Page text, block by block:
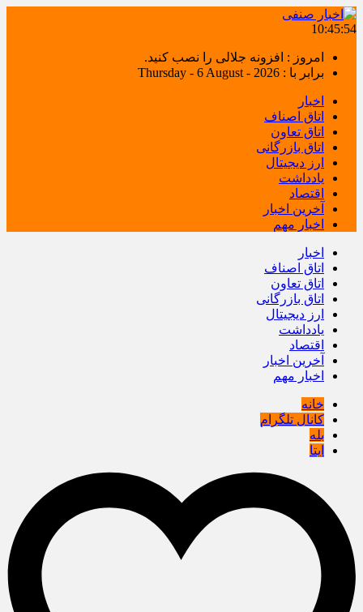
10:45:54
امروز : افزونه جلالی را نصب کنید.
برابر با : Thursday - 6 August - 2026
اخبار
اتاق اصناف
اتاق تعاون
اتاق بازرگانی
ارز دیجیتال
یادداشت
اقتصاد
آخرین اخبار
اخبار مهم
اخبار
اتاق اصناف
اتاق تعاون
اتاق بازرگانی
ارز دیجیتال
یادداشت
اقتصاد
آخرین اخبار
اخبار مهم
خانه
کانال تلگرام
بله
ایتا